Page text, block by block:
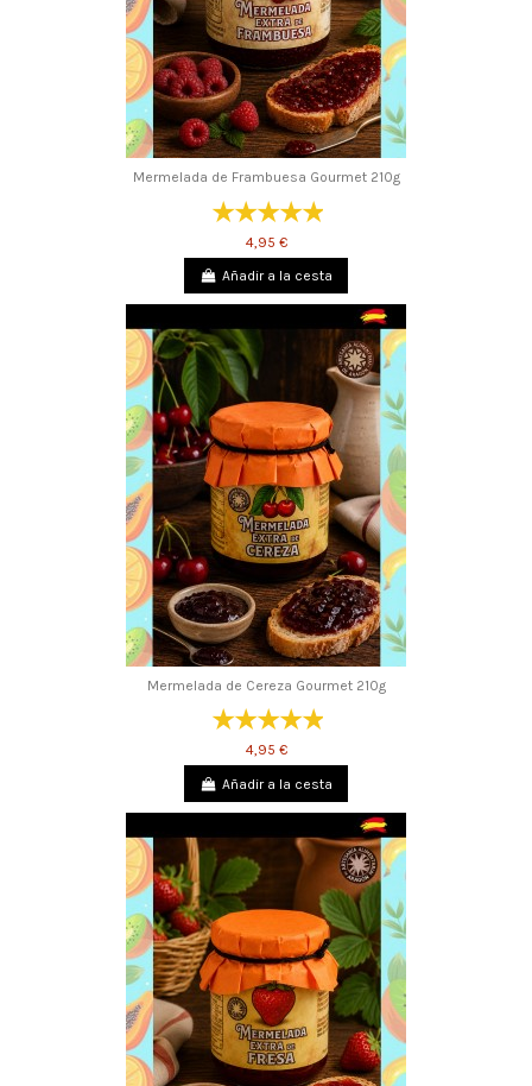
Mermelada de Frambuesa Gourmet 210g
4,95 €
Añadir a la cesta
Mermelada de Cereza Gourmet 210g
4,95 €
Añadir a la cesta